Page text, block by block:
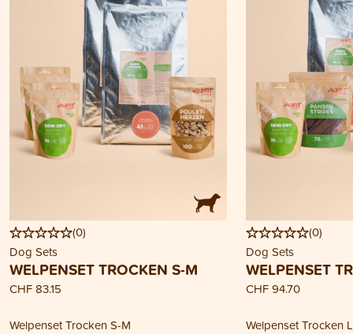
(0)
Dog Sets
WELPENSET TROCKEN S-M
CHF 83.15
Welpenset Trocken S-M
(0)
Dog Sets
WELPENSET
CHF 94.70
Welpenset Trocken